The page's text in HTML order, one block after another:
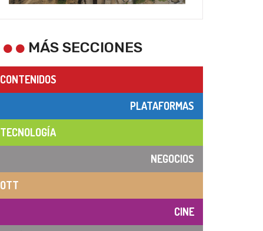
MÁS SECCIONES
CONTENIDOS
PLATAFORMAS
TECNOLOGÍA
NEGOCIOS
OTT
CINE